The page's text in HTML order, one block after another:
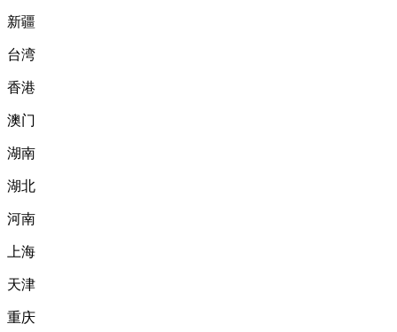
新疆
台湾
香港
澳门
湖南
湖北
河南
上海
天津
重庆